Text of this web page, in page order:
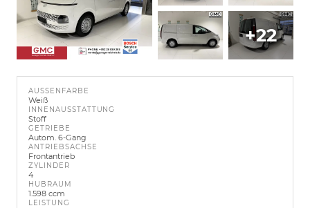
+22
AUSSENFARBE
Weiß
INNENAUSSTATTUNG
Stoff
GETRIEBE
Autom. 6-Gang
ANTRIEBSACHSE
Frontantrieb
ZYLINDER
4
HUBRAUM
1.598 ccm
LEISTUNG